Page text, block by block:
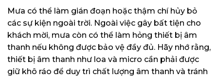
Mưa có thể làm gián đoạn hoặc thậm chí hủy bỏ
các sự kiện ngoài trời. Ngoài việc gây bất tiện cho
khách mời, mưa còn có thể làm hỏng thiết bị âm
thanh nếu không được bảo vệ đầy đủ. Hãy nhớ rằng,
thiết bị âm thanh như loa và micro cần phải được
giữ khô ráo để duy trì chất lượng âm thanh và tránh